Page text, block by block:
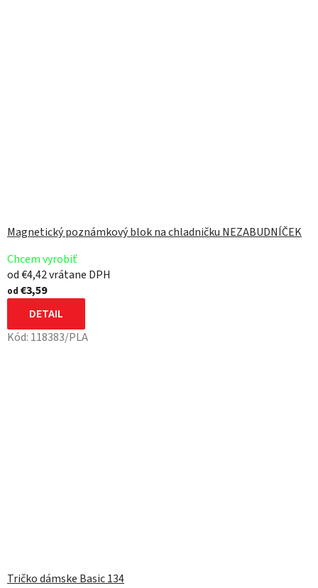
Magnetický poznámkový blok na chladničku NEZABUDNÍČEK
Chcem vyrobiť
od €4,42 vrátane DPH
od €3,59
DETAIL
Kód: 118383/PLA
Tričko dámske Basic 134